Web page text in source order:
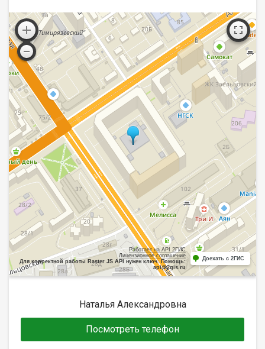
Работает на API 2ГИС
Лицензионное соглашение
Для корректной работы Raster JS API нужен ключ. Помощь:
api@2gis.ru
Доехать с 2ГИС
Наталья Александровна
Посмотреть телефон